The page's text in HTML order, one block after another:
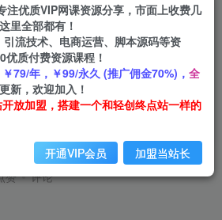
完整成片
赞 评论
注优质VIP网课资源分享，市面上收费几
里全部都有！
流技术、电商运营、脚本源码等资
质付费资源课程！
￥79/年，￥99/永久 (推广佣金70%)， 全
新，欢迎加入！
放加盟，搭建一个和轻创终点站一样的
开通VIP会员 加盟当站长